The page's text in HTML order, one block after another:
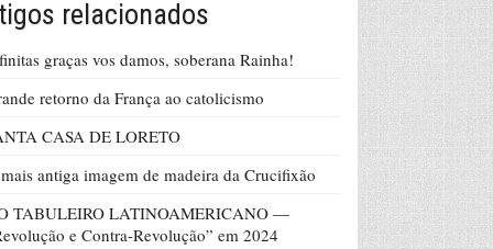
relacionados
graças vos damos, soberana Rainha!
retorno da França ao catolicismo
CASA DE LORETO
antiga imagem de madeira da Crucifixão
TABULEIRO LATINOAMERICANO —
e Contra-Revolução” em 2024